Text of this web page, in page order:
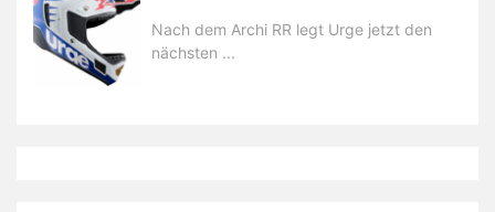
Nach dem Archi RR legt Urge jetzt den
nächsten ...